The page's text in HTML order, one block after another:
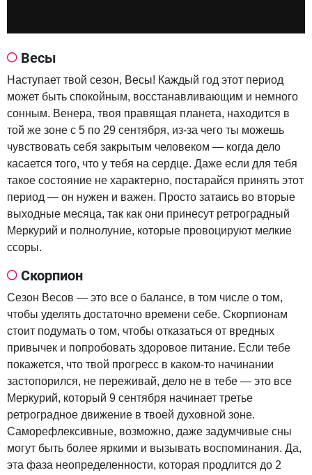
Весы
Наступает твой сезон, Весы! Каждый год этот период
может быть спокойным, восстанавливающим и немного
сонным. Венера, твоя правящая планета, находится в
той же зоне с 5 по 29 сентября, из-за чего ты можешь
чувствовать себя закрытым человеком — когда дело
касается того, что у тебя на сердце. Даже если для тебя
такое состояние не характерно, постарайся принять этот
период — он нужен и важен. Просто затаись во вторые
выходные месяца, так как они принесут ретроградный
Меркурий и полнолуние, которые провоцируют мелкие
ссоры.
Скорпион
Сезон Весов — это все о балансе, в том числе о том,
чтобы уделять достаточно времени себе. Скорпионам
стоит подумать о том, чтобы отказаться от вредных
привычек и попробовать здоровое питание. Если тебе
покажется, что твой прогресс в каком-то начинании
застопорился, не переживай, дело не в тебе — это все
Меркурий, который 9 сентября начинает третье
ретроградное движение в твоей духовной зоне.
Саморефлексивные, возможно, даже задумчивые сны
могут быть более яркими и вызывать воспоминания. Да,
эта фаза неопределенности, которая продлится до 2